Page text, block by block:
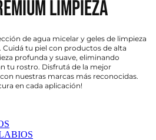
Limpieza
de agua micelar y geles de limpieza
tu piel con productos de alta
profunda y suave, eliminando
tu rostro. Disfrutá de la mejor
nuestras marcas más reconocidas.
en cada aplicación!